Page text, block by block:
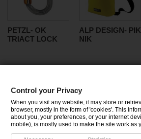
PETZL- OK
TRIACT LOCK
ALP DESIGN- PIK
NIK
CATEGORIES
INFORMATION
Control your Privacy
When you visit any website, it may store or
browser, mostly in the form of 'cookies'. This
about you, your preferences, or your internet
mobile), is mostly used to make the site work as